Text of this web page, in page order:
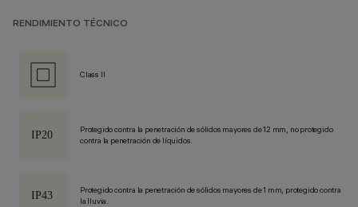
RENDIMIENTO TÉCNICO
Class II
Protegido contra la penetración de sólidos mayores de 12 mm, no protegido
contra la penetración de líquidos.
Protegido contra la penetración de sólidos mayores de 1 mm, protegido contra
la lluvia.